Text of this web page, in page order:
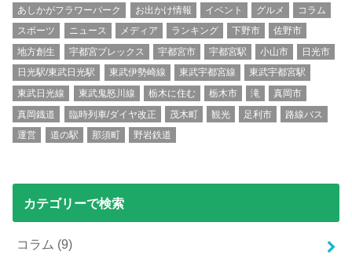
あしかがフラワーパーク
お出かけ情報 イベント グルメ
コラム
スポーツ
ニュース メディア ランキング 下野市
佐野市
地方創生
宇都宮ブレックス 宇都宮市 宇都宮駅 小山市
日光市
日光駅/東武日光駅
東武伊勢崎線 東武宇都宮線
東武宇都宮駅
東武日光線
東武鬼怒川線 栃木に住む 栃木市 滝
真岡市
真岡鐡道
臨時列車/ダイヤ改正 茂木町 観光 足利市
路線バス
運営
道の駅 那須町 野岩鉄道
カテゴリーで検索
コラム (9)